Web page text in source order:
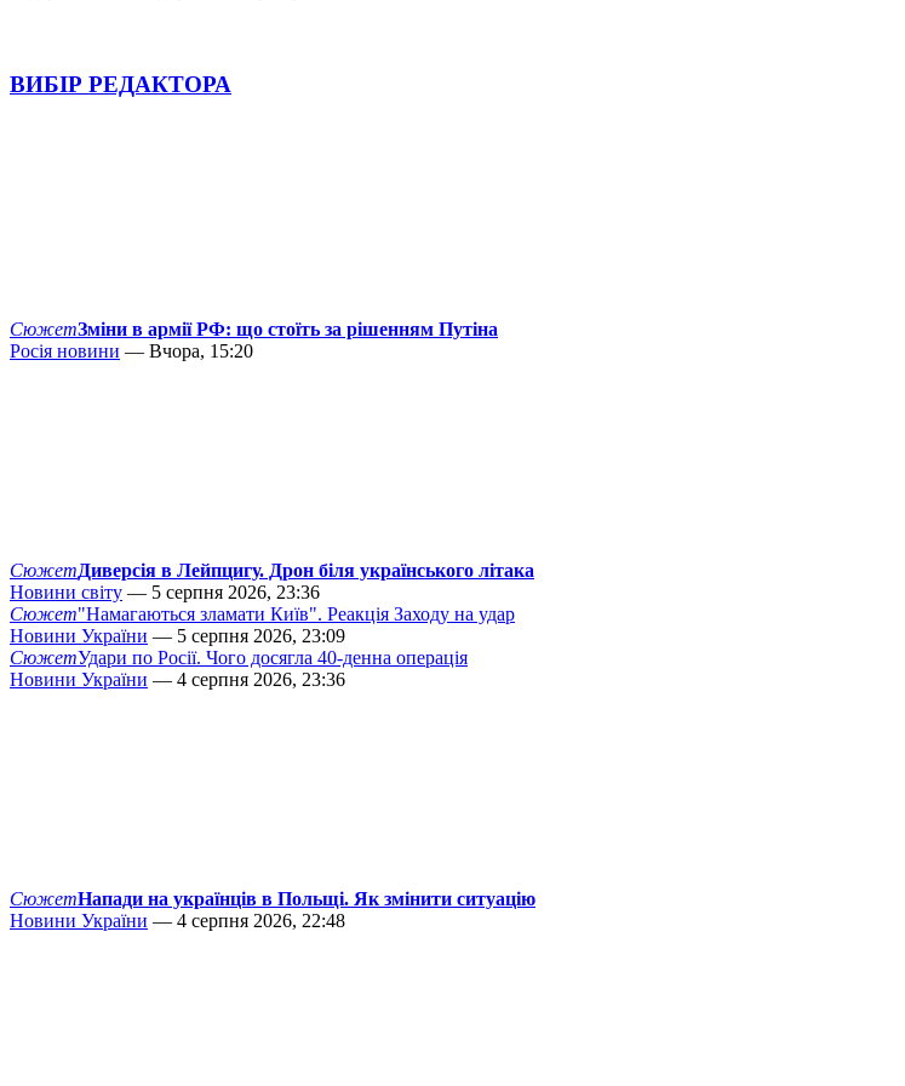
ВИБІР РЕДАКТОРА
СюжетЗміни в армії РФ: що стоїть за рішенням Путіна
Росія новини — Вчора, 15:20
СюжетДиверсія в Лейпцигу. Дрон біля українського літака
Новини світу — 5 серпня 2026, 23:36
Сюжет"Намагаються зламати Київ". Реакція Заходу на удар
Новини України — 5 серпня 2026, 23:09
СюжетУдари по Росії. Чого досягла 40-денна операція
Новини України — 4 серпня 2026, 23:36
СюжетНапади на українців в Польщі. Як змінити ситуацію
Новини України — 4 серпня 2026, 22:48